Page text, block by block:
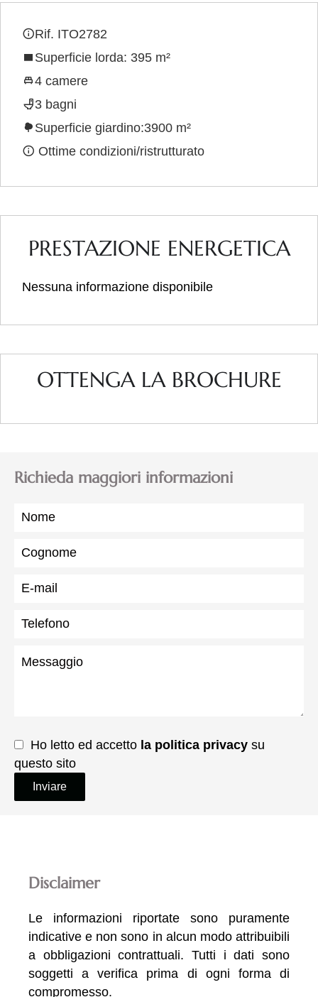
Rif. ITO2782
Superficie lorda: 395 m²
4 camere
3 bagni
Superficie giardino:3900 m²
Ottime condizioni/ristrutturato
PRESTAZIONE ENERGETICA
Nessuna informazione disponibile
OTTENGA LA BROCHURE
Richieda maggiori informazioni
Ho letto ed accetto la politica privacy su
questo sito
Inviare
Disclaimer
Le informazioni riportate sono puramente
indicative e non sono in alcun modo attribuibili
a obbligazioni contrattuali. Tutti i dati sono
soggetti a verifica prima di ogni forma di
compromesso.